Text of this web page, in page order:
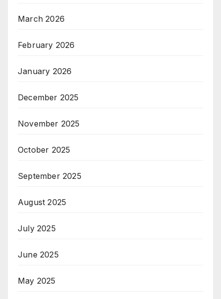
March 2026
February 2026
January 2026
December 2025
November 2025
October 2025
September 2025
August 2025
July 2025
June 2025
May 2025